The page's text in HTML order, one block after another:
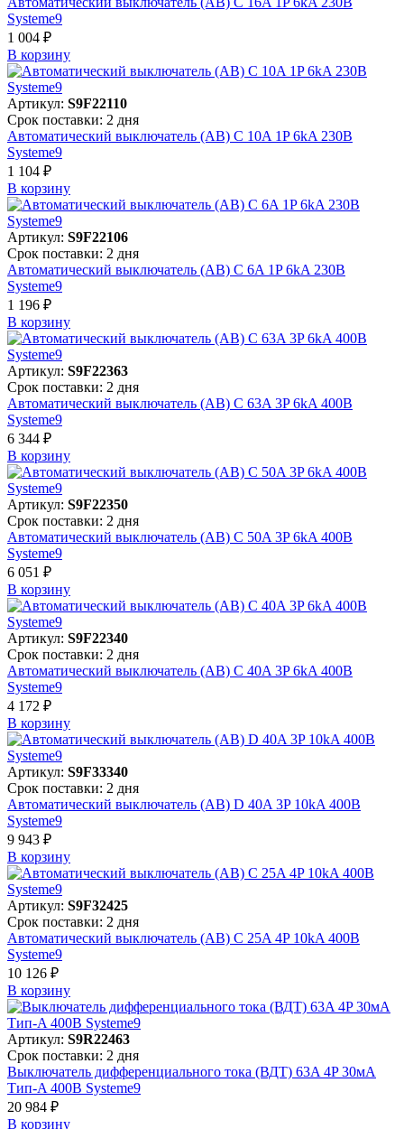
Systeme9
1 004 ₽
В корзинy
Артикул: S9F22110
Срок поставки: 2 дня
Автоматический выключатель (АВ) C 10A 1P 6kA 230В
Systeme9
1 104 ₽
В корзинy
Артикул: S9F22106
Срок поставки: 2 дня
Автоматический выключатель (АВ) C 6A 1P 6kA 230В
Systeme9
1 196 ₽
В корзинy
Артикул: S9F22363
Срок поставки: 2 дня
Автоматический выключатель (АВ) C 63A 3P 6kA 400В
Systeme9
6 344 ₽
В корзинy
Артикул: S9F22350
Срок поставки: 2 дня
Автоматический выключатель (АВ) C 50A 3P 6kA 400В
Systeme9
6 051 ₽
В корзинy
Артикул: S9F22340
Срок поставки: 2 дня
Автоматический выключатель (АВ) C 40A 3P 6kA 400В
Systeme9
4 172 ₽
В корзинy
Артикул: S9F33340
Срок поставки: 2 дня
Автоматический выключатель (АВ) D 40A 3P 10kA 400В
Systeme9
9 943 ₽
В корзинy
Артикул: S9F32425
Срок поставки: 2 дня
Автоматический выключатель (АВ) C 25A 4P 10kA 400В
Systeme9
10 126 ₽
В корзинy
Артикул: S9R22463
Срок поставки: 2 дня
Выключатель дифференциального тока (ВДТ) 63A 4P 30мА
Тип-A 400В Systeme9
20 984 ₽
В корзинy